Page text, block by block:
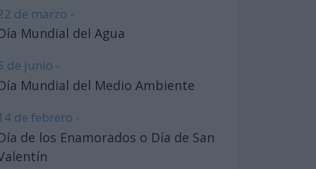
de marzo -
Mundial del Agua
de junio -
Mundial del Medio Ambiente
de febrero -
de los Enamorados o Día de San